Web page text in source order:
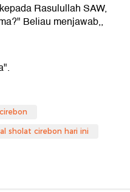
Rasulullah SAW,
Beliau menjawab,,
cirebon
sholat cirebon hari ini